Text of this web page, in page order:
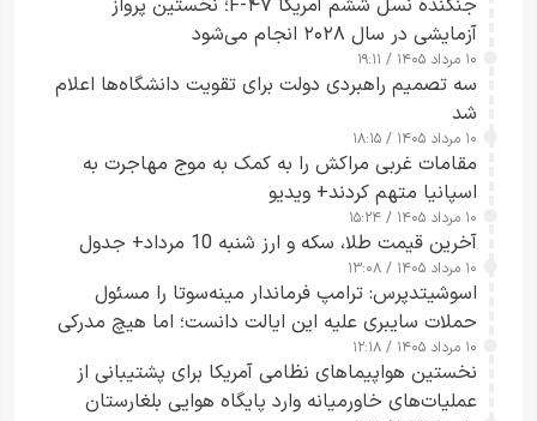
آزمایشی در سال ۲۰۲۸ انجام می‌شود
۱۰ مرداد ۱۴۰۵ / ۱۹:۱۱
سه تصمیم راهبردی دولت برای تقویت دانشگاه‌ها اعلام
شد
۱۰ مرداد ۱۴۰۵ / ۱۸:۱۵
مقامات غربی مراکش را به کمک به موج مهاجرت به
اسپانیا متهم کردند+ ویدیو
۱۰ مرداد ۱۴۰۵ / ۱۵:۲۴
آخرین قیمت طلا، سکه و ارز شنبه 10 مرداد+ جدول
۱۰ مرداد ۱۴۰۵ / ۱۳:۰۸
اسوشیتدپرس: ترامپ فرماندار مینه‌سوتا را مسئول
حملات سایبری علیه این ایالت دانست؛ اما هیچ مدرکی
ارائه نکرد
۱۰ مرداد ۱۴۰۵ / ۱۲:۱۸
نخستین هواپیماهای نظامی آمریکا برای پشتیبانی از
عملیات‌های خاورمیانه وارد پایگاه هوایی بلغارستان